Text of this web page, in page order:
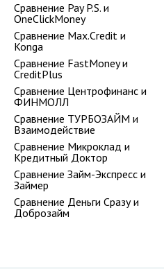
Сравнение Pay P.S. и
OneClickMoney
Сравнение Max.Credit и
Konga
Сравнение FastMoney и
CreditPlus
Сравнение Центрофинанс и
ФИНМОЛЛ
Сравнение ТУРБОЗАЙМ и
Взаимодействие
Сравнение Микроклад и
Кредитный Доктор
Сравнение Займ-Экспресс и
Займер
Сравнение Деньги Сразу и
Доброзайм